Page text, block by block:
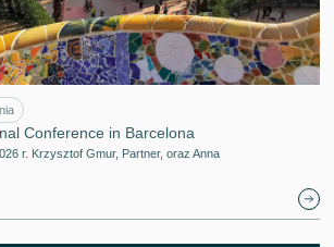
Conference in Barcelona
r. Krzysztof Gmur, Partner, oraz Anna